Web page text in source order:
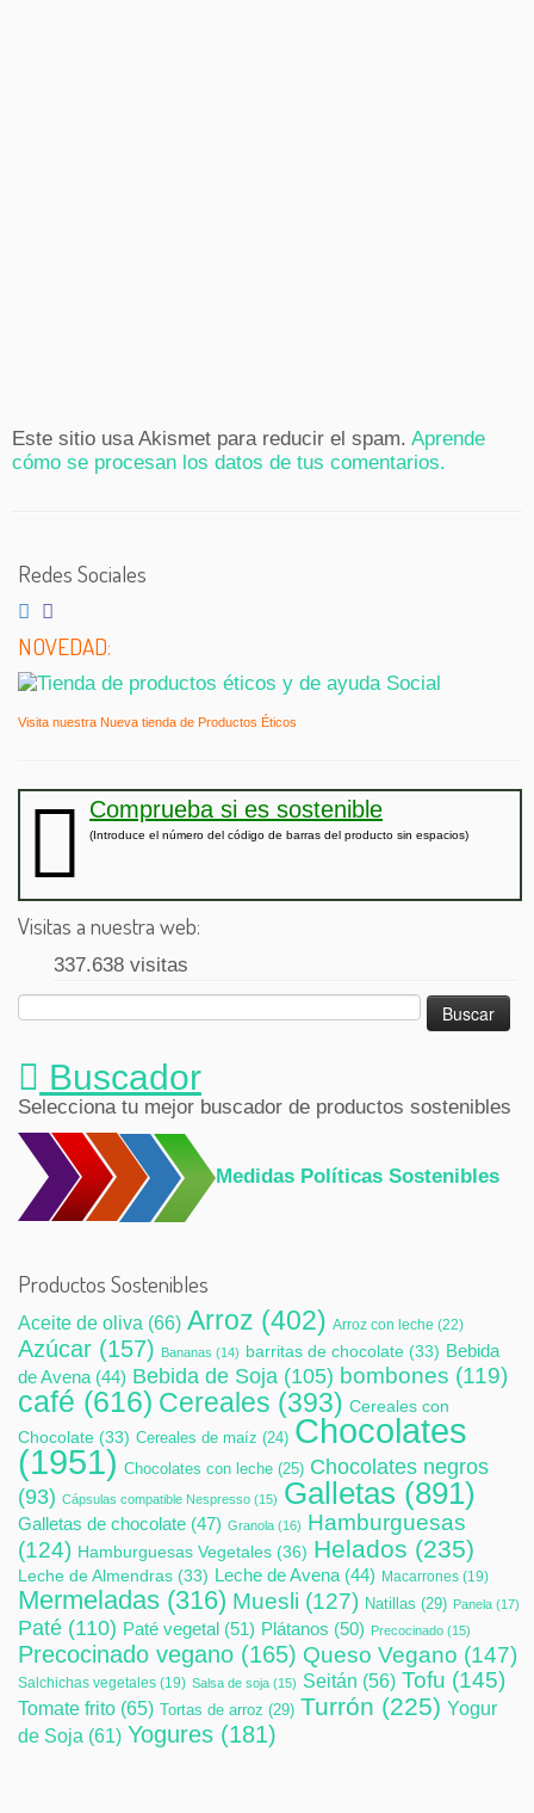
Este sitio usa Akismet para reducir el spam. Aprende
cómo se procesan los datos de tus comentarios.
Redes Sociales
NOVEDAD:
Visita nuestra Nueva tienda de Productos Éticos
Comprueba si es sostenible
(Introduce el número del código de barras del producto sin espacios)
Visitas a nuestra web:
337.638 visitas
Buscador
Selecciona tu mejor buscador de productos sostenibles
Medidas Políticas Sostenibles
Productos Sostenibles
Aceite de oliva (66) Arroz (402) Arroz con leche (22)
Azúcar (157) Bananas (14) barritas de chocolate (33) Bebida
de Avena (44) Bebida de Soja (105) bombones (119)
café (616) Cereales (393) Cereales con
Chocolate (33) Cereales de maíz (24) Chocolates
(1951) Chocolates con leche (25) Chocolates negros
(93) Cápsulas compatible Nespresso (15) Galletas (891)
Galletas de chocolate (47) Granola (16) Hamburguesas
(124) Hamburguesas Vegetales (36) Helados (235)
Leche de Almendras (33) Leche de Avena (44) Macarrones (19)
Mermeladas (316) Muesli (127) Natillas (29) Panela (17)
Paté (110) Paté vegetal (51) Plátanos (50) Precocinado (15)
Precocinado vegano (165) Queso Vegano (147)
Salchichas vegetales (19) Salsa de soja (15) Seitán (56) Tofu (145)
Tomate frito (65) Tortas de arroz (29) Turrón (225) Yogur
de Soja (61) Yogures (181)